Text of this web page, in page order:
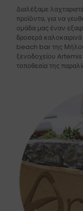
Διαλέξαμε
προϊόντα, για να
ομάδα μας έναν
δροσερά
beach bar της
ξενοδοχείου
τοποθεσία της